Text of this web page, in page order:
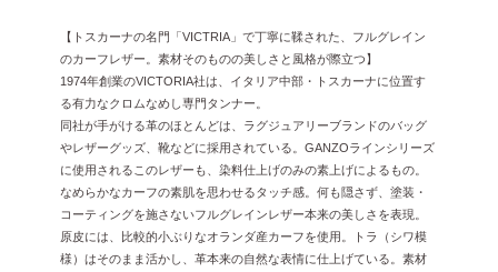
【トスカーナの名門「VICTRIA」で丁寧に鞣された、フルグレイン
のカーフレザー。素材そのものの美しさと風格が際立つ】
1974年創業のVICTORIA社は、イタリア中部・トスカーナに位置す
る有力なクロムなめし専門タンナー。
同社が手がける革のほとんどは、ラグジュアリーブランドのバッグ
やレザーグッズ、靴などに採用されている。GANZOラインシリーズ
に使用されるこのレザーも、染料仕上げのみの素上げによるもの。
なめらかなカーフの素肌を思わせるタッチ感。何も隠さず、塗装・
コーティングを施さないフルグレインレザー本来の美しさを表現。
原皮には、比較的小ぶりなオランダ産カーフを使用。トラ（シワ模
様）はそのまま活かし、革本来の自然な表情に仕上げている。素材